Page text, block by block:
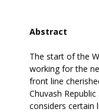
Abstract
The start of the
working for the
front line
Chuvash
considers certain